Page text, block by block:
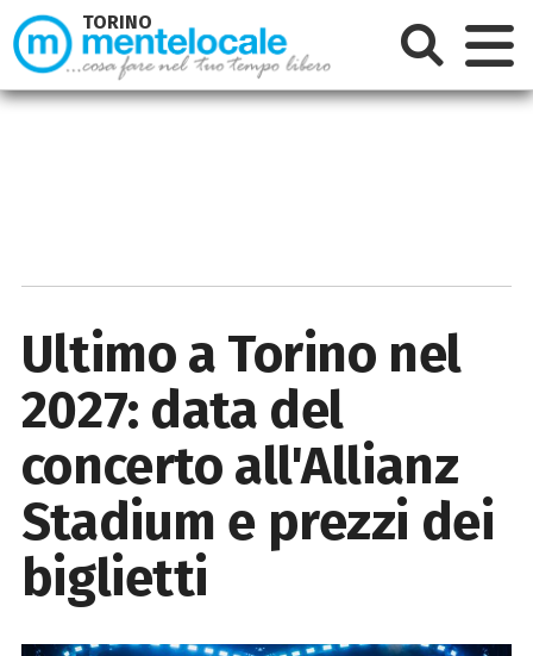
Ultimo a Torino nel
2027: data del
concerto all'Allianz
Stadium e prezzi dei
biglietti
TORINO